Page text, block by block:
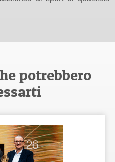
potrebbero